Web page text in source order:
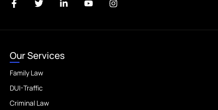
Our Services
Family Law
DUI-Traffic
Criminal Law